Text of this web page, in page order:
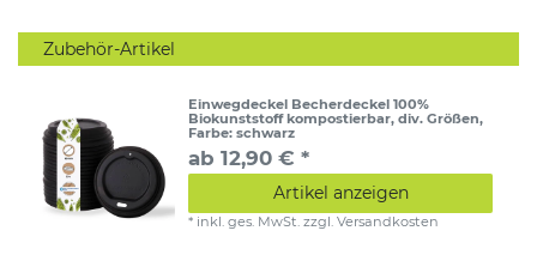
Zubehör-Artikel
Einwegdeckel Becherdeckel 100%
Biokunststoff kompostierbar, div. Größen,
Farbe: schwarz
ab 12,90 € *
Artikel anzeigen
* inkl. ges. MwSt. zzgl.Versandkosten